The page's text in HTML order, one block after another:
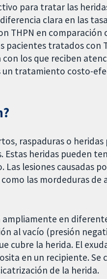
para tratar las
clara en las
THPN en
pacientes tratados con
los que reciben
un tratamiento costo-
raspaduras o
Estas heridas pueden
lesiones causadas
las mordeduras
en
al vacío (presión
cubre la herida. El
en un recipiente.
de la herida.